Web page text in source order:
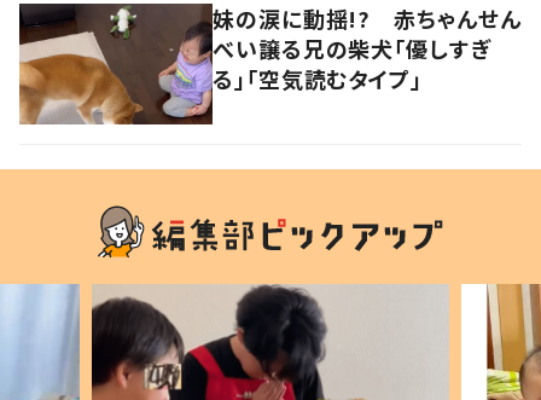
妹の涙に動揺!? 赤ちゃんせん
べい譲る兄の柴犬「優しすぎ
る」「空気読むタイプ」